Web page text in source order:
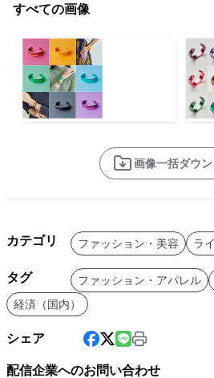
すべての画像
画像一括ダウ
カテゴリ ファッション・美容 ラ
タグ ファッション・アパレル
経済（国内）
シェア
配信企業へのお問い合わせ